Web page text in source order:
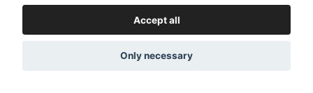
© 2026 Fluffrumpan
Accept all
Only necessary